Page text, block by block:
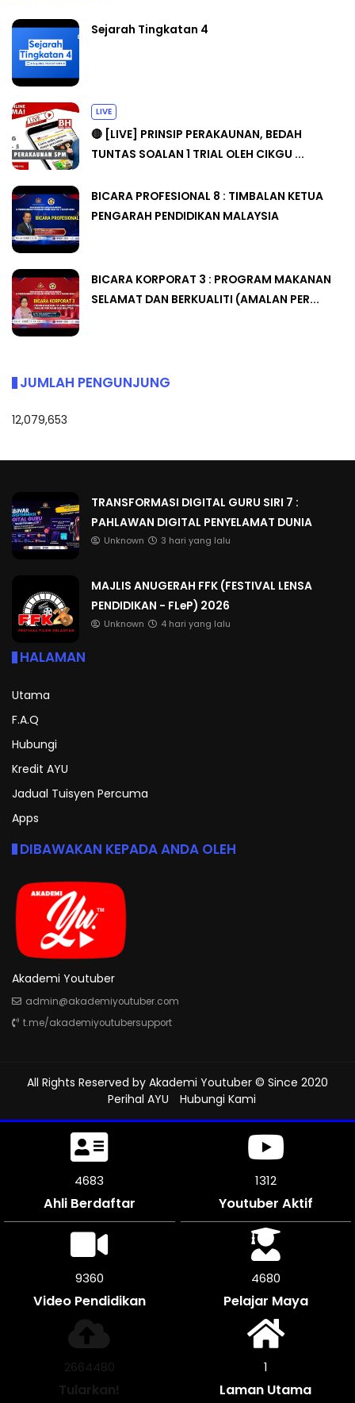
Sejarah Tingkatan 4
LIVE
🔴 [LIVE] PRINSIP PERAKAUNAN, BEDAH
TUNTAS SOALAN 1 TRIAL OLEH CIKGU ...
BICARA PROFESIONAL 8 : TIMBALAN KETUA
PENGARAH PENDIDIKAN MALAYSIA
BICARA KORPORAT 3 : PROGRAM MAKANAN
SELAMAT DAN BERKUALITI (AMALAN PER...
JUMLAH PENGUNJUNG
12,079,653
TRANSFORMASI DIGITAL GURU SIRI 7 :
PAHLAWAN DIGITAL PENYELAMAT DUNIA
Unknown 3 hari yang lalu
MAJLIS ANUGERAH FFK (FESTIVAL LENSA
PENDIDIKAN - FLeP) 2026
Unknown 4 hari yang lalu
HALAMAN
Utama
F.A.Q
Hubungi
Kredit AYU
Jadual Tuisyen Percuma
Apps
DIBAWAKAN KEPADA ANDA OLEH
Akademi Youtuber
admin@akademiyoutuber.com
t.me/akademiyoutubersupport
All Rights Reserved by Akademi Youtuber © Since 2020
Perihal AYU
Hubungi Kami
5202
Ahli Berdaftar
1312
Youtuber Aktif
10398
Video Pendidikan
5199
Pelajar Maya
2959964
Tularkan!
1
Laman Utama